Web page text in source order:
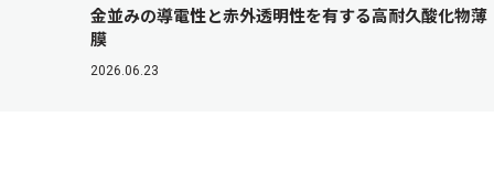
金並みの導電性と赤外透明性を有する高耐久酸化物薄
膜
2026.06.23